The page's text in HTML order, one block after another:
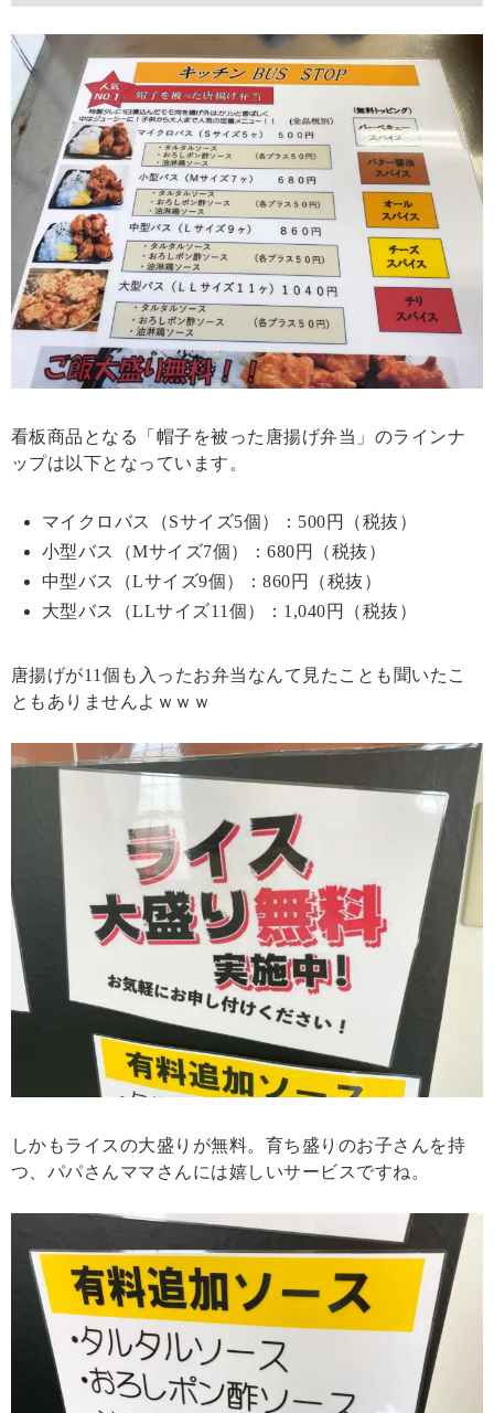
看板商品となる「帽子を被った唐揚げ弁当」のラインナ
ップは以下となっています。
マイクロバス（Sサイズ5個）：500円（税抜）
小型バス（Mサイズ7個）：680円（税抜）
中型バス（Lサイズ9個）：860円（税抜）
大型バス（LLサイズ11個）：1,040円（税抜）
唐揚げが11個も入ったお弁当なんて見たことも聞いたこ
ともありませんよｗｗｗ
しかもライスの大盛りが無料。育ち盛りのお子さんを持
つ、パパさんママさんには嬉しいサービスですね。